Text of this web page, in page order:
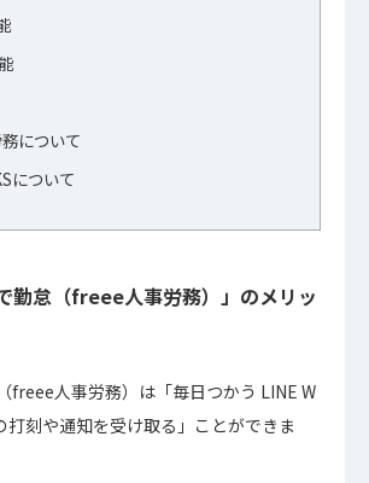
について
について
勤怠（freee人事労務）」のメリッ
freee人事労務）は「毎日つかう LINE W
打刻や通知を受け取る」ことができま